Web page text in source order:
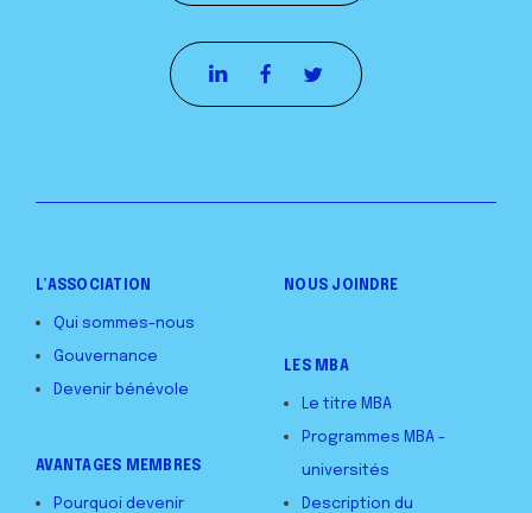
L’ASSOCIATION
Qui sommes-nous
Gouvernance
Devenir bénévole
AVANTAGES MEMBRES
Pourquoi devenir
NOUS JOINDRE
LES MBA
Le titre MBA
Programmes MBA -
universités
Description du